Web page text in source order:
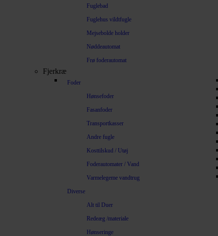
Fuglebad
Fuglehus vildtfugle
Mejsebolde holder
Nøddeautomat
Frø foderautomat
Fjerkræ
Foder
Hønsefoder
Fasanfoder
Transportkasser
Andre fugle
Kosttilskud / Utøj
Foderautomater / Vand
Varmelegeme vandtrug
Diverse
Alt til Duer
Redeæg /materiale
Hønseringe